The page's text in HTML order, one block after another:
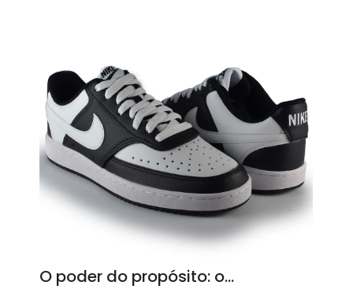
O poder do propósito: o…